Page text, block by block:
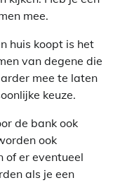
mee.
huis koopt is het
van degene die
mee te laten
keuze.
de bank ook
ook
of er eventueel
als je een